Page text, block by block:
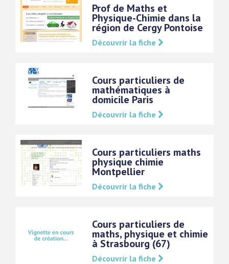
Prof de Maths et
Physique-Chimie dans la
région de Cergy Pontoise
Découvrir la fiche
Cours particuliers de
mathématiques à
domicile Paris
Découvrir la fiche
Cours particuliers maths
physique chimie
Montpellier
Découvrir la fiche
Cours particuliers de
maths, physique et chimie
à Strasbourg (67)
Découvrir la fiche